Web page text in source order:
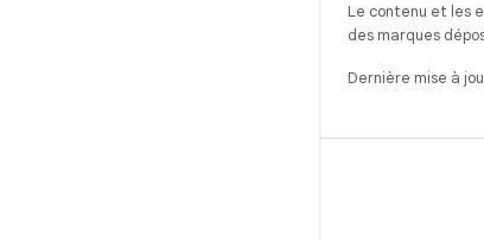
Le contenu et les
des marques
Dernière mise à